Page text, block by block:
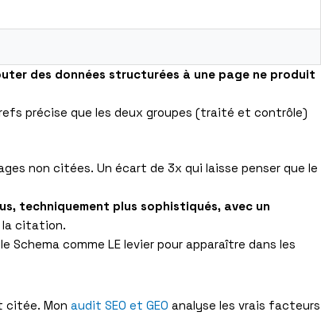
des données structurées à une page ne produit
précise que les deux groupes (traité et contrôle)
non citées. Un écart de 3x qui laisse penser que le
techniquement plus sophistiqués, avec un
la citation.
comme LE levier pour apparaître dans les
citée. Mon audit SEO et GEO analyse les vrais facteurs